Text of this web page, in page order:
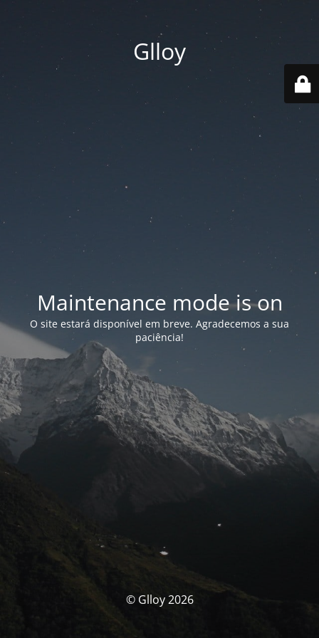
Glloy
Maintenance mode is on
O site estará disponível em breve. Agradecemos a sua
paciência!
© Glloy 2026